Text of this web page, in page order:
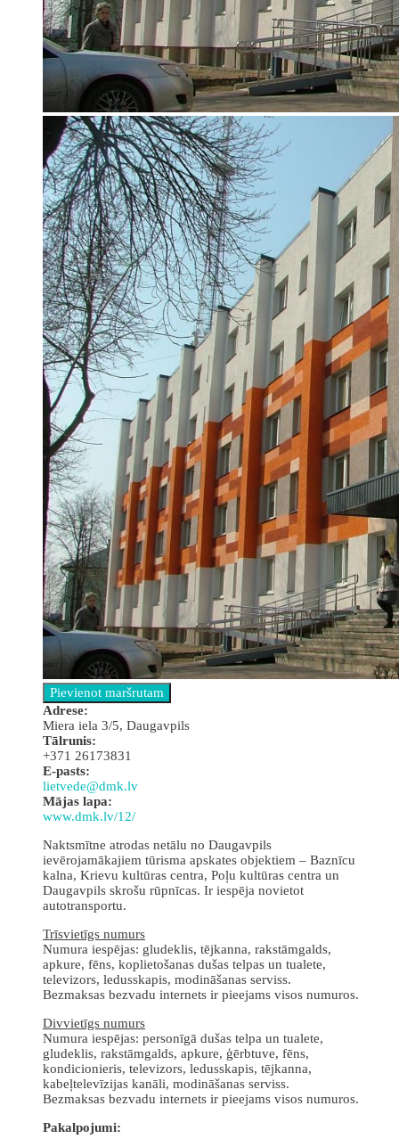
Аdrese:
Miera iela 3/5, Daugavpils
Tālrunis:
+371 26173831
E-pasts:
lietvede@dmk.lv
Mājas lapa:
www.dmk.lv/12/
Naktsmītne atrodas netālu no Daugavpils
ievērojamākajiem tūrisma apskates objektiem – Baznīcu
kalna, Krievu kultūras centra, Poļu kultūras centra un
Daugavpils skrošu rūpnīcas. Ir iespēja novietot
autotransportu.
Trīsvietīgs numurs
Numura iespējas: gludeklis, tējkanna, rakstāmgalds,
apkure, fēns, koplietošanas dušas telpas un tualete,
televizors, ledusskapis, modināšanas serviss.
Bezmaksas bezvadu internets ir pieejams visos numuros.
Divvietīgs numurs
Numura iespējas: personīgā dušas telpa un tualete,
gludeklis, rakstāmgalds, apkure, ģērbtuve, fēns,
kondicionieris, televizors, ledusskapis, tējkanna,
kabeļtelevīzijas kanāli, modināšanas serviss.
Bezmaksas bezvadu internets ir pieejams visos numuros.
Pakalpojumi: